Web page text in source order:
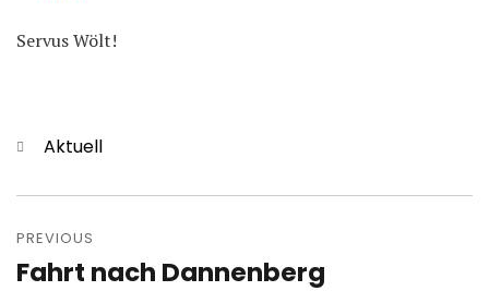
Servus Wölt!
Categories
Aktuell
navigation
PREVIOUS
Previous
Fahrt nach Dannenberg